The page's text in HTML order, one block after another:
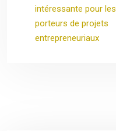
intéressante pour les
porteurs de projets
entrepreneuriaux